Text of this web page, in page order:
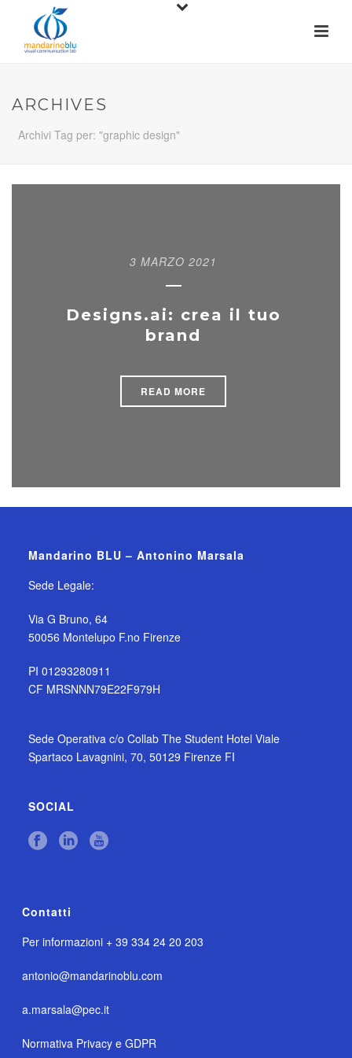
ARCHIVES
Archivi Tag per: "graphic design"
3 MARZO 2021
Designs.ai: crea il tuo
brand
READ MORE
Mandarino BLU – Antonino Marsala
Sede Legale:
Via G Bruno, 64
50056 Montelupo F.no Firenze
PI 01293280911
CF MRSNNN79E22F979H
Sede Operativa c/o Collab The Student Hotel Viale
Spartaco Lavagnini, 70, 50129 Firenze FI
SOCIAL
Contatti
Per informazioni + 39 334 24 20 203
antonio@mandarinoblu.com
a.marsala@pec.it
Normativa Privacy e GDPR